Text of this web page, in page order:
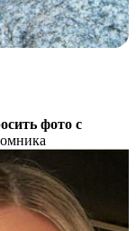
фото с